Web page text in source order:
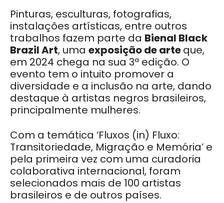
Pinturas, esculturas, fotografias,
instalações artísticas, entre outros
trabalhos fazem parte da Bienal Black
Brazil Art, uma exposição de arteque,
em 2024 chega na sua 3ª edição. O
evento tem o intuito promover a
diversidade e a inclusão na arte, dando
destaque à artistas negros brasileiros,
principalmente mulheres.
Com a temática ‘Fluxos (in) Fluxo:
Transitoriedade, Migração e Memória’ e
pela primeira vez com uma curadoria
colaborativa internacional, foram
selecionados mais de 100 artistas
brasileiros e de outros países.